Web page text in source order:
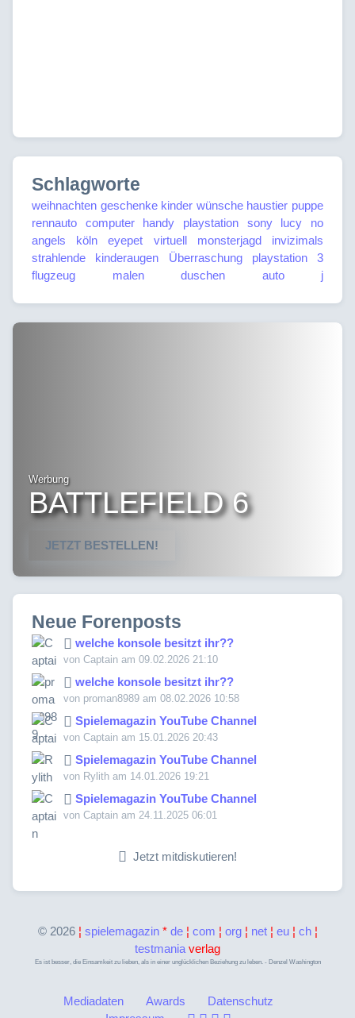
Schlagworte
weihnachten geschenke kinder wünsche haustier puppe
rennauto
computer handy playstation sony lucy
no
angels
köln eyepet virtuell monsterjagd
invizimals
strahlende kinderaugen
Überraschung
playstation 3
flugzeug
malen duschen auto j
Werbung
BATTLEFIELD 6
JETZT BESTELLEN!
Neue Forenposts
welche konsole besitzt ihr??
von Captain am 09.02.2026 21:10
welche konsole besitzt ihr??
von proman8989 am 08.02.2026 10:58
Spielemagazin YouTube Channel
von Captain am 15.01.2026 20:43
Spielemagazin YouTube Channel
von Rylith am 14.01.2026 19:21
Spielemagazin YouTube Channel
von Captain am 24.11.2025 06:01
Jetzt mitdiskutieren!
© 2026 ¦ spielemagazin* de ¦ com ¦ org ¦ net ¦ eu ¦ ch ¦
testmaniaverlag
Es ist besser, die Einsamkeit zu lieben, als in einer unglücklichen Beziehung zu leben. - Denzel Washington
Mediadaten Awards
Datenschutz